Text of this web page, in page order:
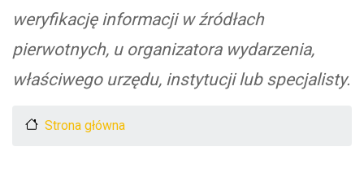
weryfikację informacji w źródłach
pierwotnych, u organizatora wydarzenia,
właściwego urzędu, instytucji lub specjalisty.
Strona główna